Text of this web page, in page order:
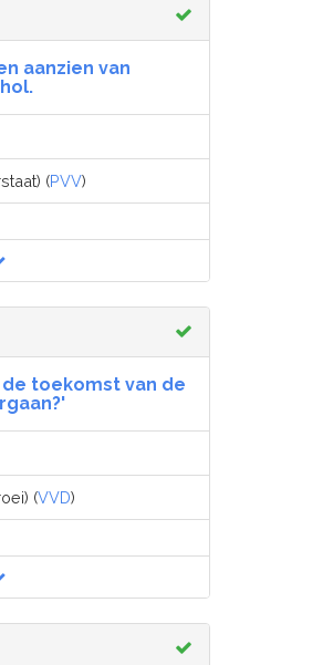
aanzien van
(PVV)
toekomst van de
(VVD)